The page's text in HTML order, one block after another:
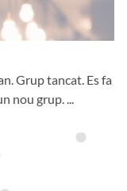
Grup tancat. Es fa
grup. ...